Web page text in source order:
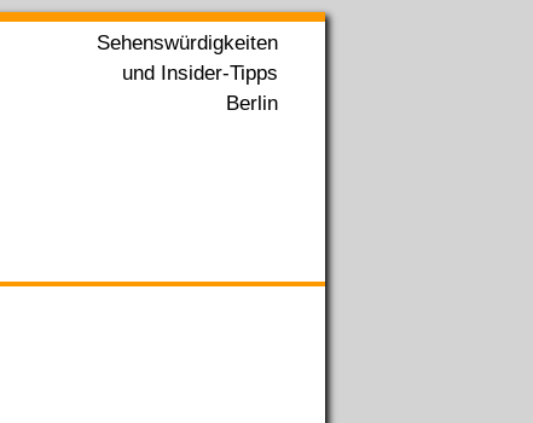
Sehenswürdigkeiten
und Insider-Tipps
Berlin